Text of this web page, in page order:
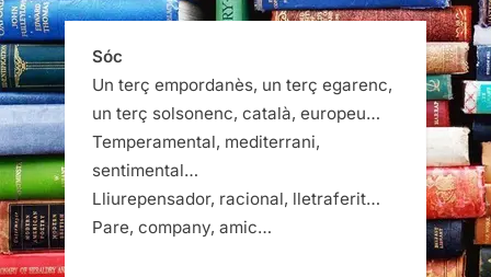
Sóc
Un terç empordanès, un terç egarenc,
un terç solsonenc, català, europeu…
Temperamental, mediterrani,
sentimental…
Lliurepensador, racional, lletraferit…
Pare, company, amic…